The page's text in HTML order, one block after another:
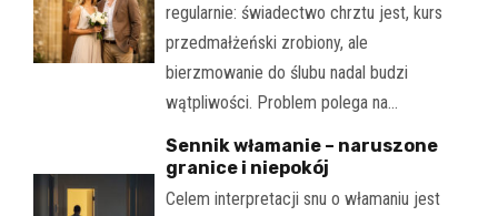
regularnie: świadectwo chrztu jest, kurs
przedmałżeński zrobiony, ale
bierzmowanie do ślubu nadal budzi
wątpliwości. Problem polega na…
Sennik włamanie – naruszone
granice i niepokój
Celem interpretacji snu o włamaniu jest